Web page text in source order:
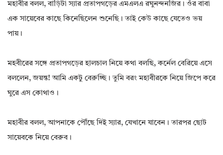
মহাবীর বলল, বাড়িটা স্যার প্রতাপগড়ের এমএলএ রঘুনন্দনজির। ওঁর বাবা
এক সায়েবের কাছে কিনেছিলেন শুনেছি। তাই কেউ কাছে যেতেও ভয়
পায়।
মহবীরের সঙ্গে প্রতাপগড়ের হালচাল নিয়ে কথা বলছি, কর্নেল বেরিয়ে এসে
বললেন, জয়ন্ত! আমি একটু বেরুচ্ছি। তুমি বরং মহাবীরকে নিয়ে জিপে করে
ঘুরে এস কোথাও।
মহাবীর বলল, আপনাকে পৌঁছে দিই স্যার, যেখানে যাবেন। তারপর ছোট
সায়েবকে নিয়ে বেরুব।